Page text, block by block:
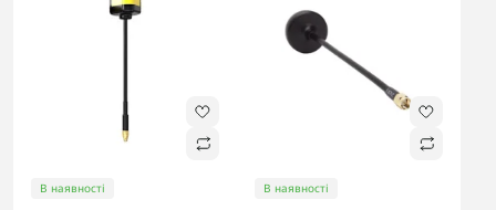
В наявності В наявності